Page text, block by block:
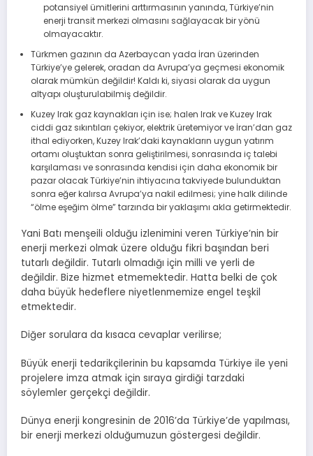
potansiyel ümitlerini arttırmasının yanında, Türkiye’nin
enerji transit merkezi olmasını sağlayacak bir yönü
olmayacaktır.
Türkmen gazının da Azerbaycan yada İran üzerinden
Türkiye’ye gelerek, oradan da Avrupa’ya geçmesi ekonomik
olarak mümkün değildir! Kaldı ki, siyasi olarak da uygun
altyapı oluşturulabilmiş değildir.
Kuzey Irak gaz kaynakları için ise; halen Irak ve Kuzey Irak
ciddi gaz sıkıntıları çekiyor, elektrik üretemiyor ve İran’dan gaz
ithal ediyorken, Kuzey Irak’daki kaynakların uygun yatırım
ortamı oluştuktan sonra geliştirilmesi, sonrasında iç talebi
karşılaması ve sonrasında kendisi için daha ekonomik bir
pazar olacak Türkiye’nin ihtiyacına takviyede bulunduktan
sonra eğer kalırsa Avrupa’ya nakil edilmesi; yine halk dilinde
“ölme eşeğim ölme” tarzında bir yaklaşımı akla getirmektedir.
Yani Batı menşeili olduğu izlenimini veren Türkiye’nin bir
enerji merkezi olmak üzere olduğu fikri başından beri
tutarlı değildir. Tutarlı olmadığı için milli ve yerli de
değildir. Bize hizmet etmemektedir. Hatta belki de çok
daha büyük hedeflere niyetlenmemize engel teşkil
etmektedir.
Diğer sorulara da kısaca cevaplar verilirse;
Büyük enerji tedarikçilerinin bu kapsamda Türkiye ile yeni
projelere imza atmak için sıraya girdiği tarzdaki
söylemler gerçekçi değildir.
Dünya enerji kongresinin de 2016’da Türkiye’de yapılması,
bir enerji merkezi olduğumuzun göstergesi değildir.